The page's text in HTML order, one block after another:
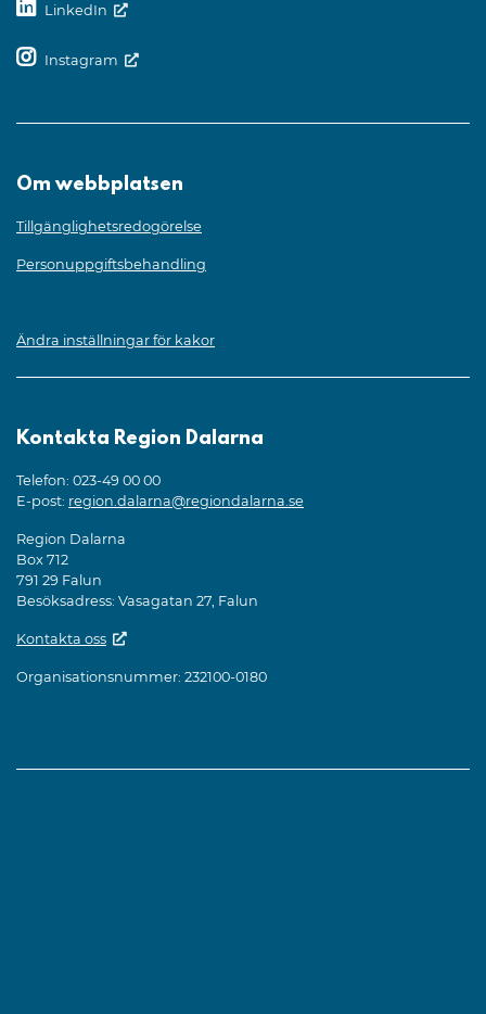
LinkedIn
Instagram
Om webbplatsen
Tillgänglighetsredogörelse
Personuppgiftsbehandling
Ändra inställningar för kakor
Kontakta Region Dalarna
Telefon: 023-49 00 00
E-post: region.dalarna@regiondalarna.se
Region Dalarna
Box 712
791 29 Falun
Besöksadress: Vasagatan 27, Falun
Kontakta oss
Organisationsnummer: 232100-0180